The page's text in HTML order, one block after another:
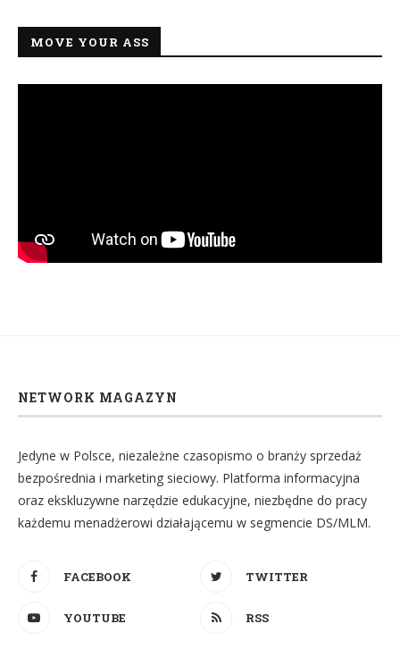
MOVE YOUR ASS
NETWORK MAGAZYN
Jedyne w Polsce, niezależne czasopismo o branży sprzedaż
bezpośrednia i marketing sieciowy. Platforma informacyjna
oraz ekskluzywne narzędzie edukacyjne, niezbędne do pracy
każdemu menadżerowi działającemu w segmencie DS/MLM.
FACEBOOK TWITTER
YOUTUBE RSS